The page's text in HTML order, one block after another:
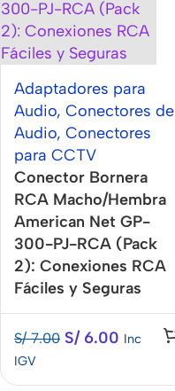
Adaptadores para
Audio, Conectores de
Audio, Conectores
para CCTV
Conector Bornera
RCA Macho/Hembra
American Net GP-
300-PJ-RCA (Pack
2): Conexiones RCA
Fáciles y Seguras
S/7.00 S/6.00 Inc
IGV